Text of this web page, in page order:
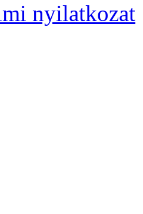
nyilatkozat